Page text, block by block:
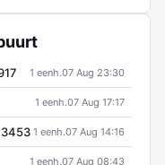
1 eenh.07 Aug 23:30
1 eenh.07 Aug 17:17
1 eenh.07 Aug 14:16
1 eenh.07 Aug 08:43